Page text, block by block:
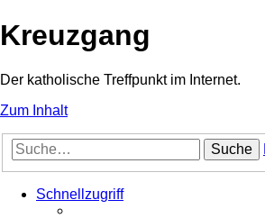
Kreuzgang
Der katholische Treffpunkt im Internet.
Zum Inhalt
Suche
Schnellzugriff